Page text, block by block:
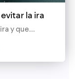
la ira
y que...